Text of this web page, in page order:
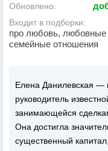
Обновлено:
Входит в подборки:
про любовь, любовные
семейные отношения
Елена Данилевская —
руководитель
занимающейся
Она достигла
существенный